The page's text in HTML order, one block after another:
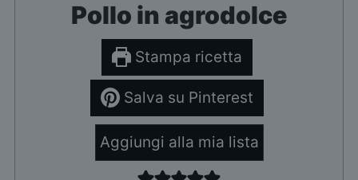
Pollo in agrodolce
Stampa ricetta
Salva su Pinterest
Aggiungi alla mia lista